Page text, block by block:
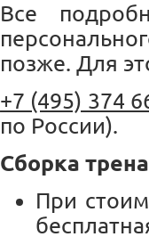
Все
позже. Для
+7 (495) 374
по России).
Сборка
При